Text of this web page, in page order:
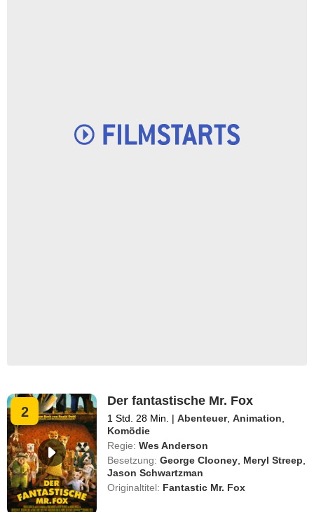
2
Der fantastische Mr. Fox
1 Std. 28 Min. | Abenteuer,Animation
Komödie
Regie: Wes Anderson
Besetzung: George Clooney Meryl Streep
Jason Schwartzman
Originaltitel: Fantastic Mr. Fox